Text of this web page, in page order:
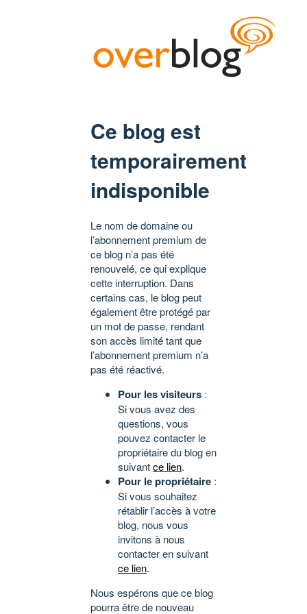
Ce blog est
temporairement
indisponible
Le nom de domaine ou
l’abonnement premium de
ce blog n’a pas été
renouvelé, ce qui explique
cette interruption. Dans
certains cas, le blog peut
également être protégé par
un mot de passe, rendant
son accès limité tant que
l’abonnement premium n’a
pas été réactivé.
Pour les visiteurs :
Si vous avez des
questions, vous
pouvez contacter le
propriétaire du blog en
suivantce lien.
Pour le propriétaire :
Si vous souhaitez
rétablir l’accès à votre
blog, nous vous
invitons à nous
contacter en suivant
ce lien.
Nous espérons que ce blog
pourra être de nouveau